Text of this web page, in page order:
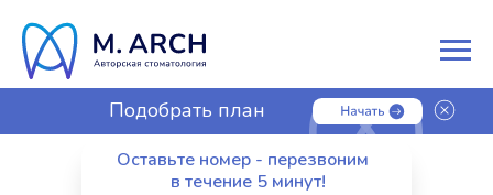
Подобрать план
лечения
Оставьте номер - перезвоним
в течение 5 минут!